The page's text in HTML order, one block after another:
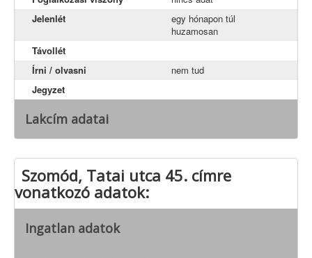
Jelenlét
egy hónapon túl
huzamosan
Távollét
Írni / olvasni
nem tud
Jegyzet
Lakcím adatai
Szomód, Tatai utca 45. címre
vonatkozó adatok:
Ingatlan adatok